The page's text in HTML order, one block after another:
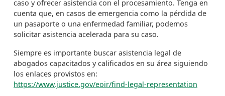
caso y ofrecer asistencia con el procesamiento. Tenga en
cuenta que, en casos de emergencia como la pérdida de
un pasaporte o una enfermedad familiar, podemos
solicitar asistencia acelerada para su caso.
Siempre es importante buscar asistencia legal de
abogados capacitados y calificados en su área siguiendo
los enlaces provistos en:
https://www.justice.gov/eoir/find-legal-representation